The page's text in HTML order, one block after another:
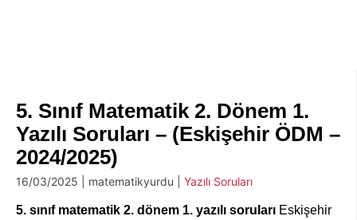
5. Sınıf Matematik 2. Dönem 1.
Yazılı Soruları – (Eskişehir ÖDM –
2024/2025)
16/03/2025 | matematikyurdu | Yazılı Soruları
5. sınıf matematik 2. dönem 1. yazılı soruları Eskişehir